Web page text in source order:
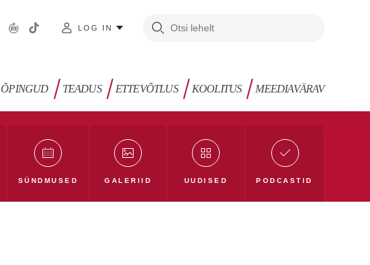
LOG IN
ÕPINGUD TEADUS ETTEVÕTLUS KOOLITUS MEEDIAVÄRAV
SÜNDMUSED GALERIID UUDISED PODCASTID